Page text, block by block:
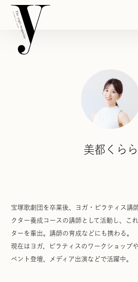
美都くらら
宝塚歌劇団を卒業後、ヨガ・ピラティス講
クター養成コースの講師として活動し、こ
ターを輩出。講師の育成などにも携わる。
現在はヨガ、ピラティスのワークショップ
ベント登壇、メディア出演などで活躍中。